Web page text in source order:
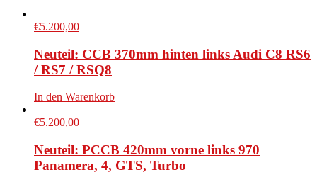
€5.200,00
Neuteil: CCB 370mm hinten links Audi C8 RS6
/ RS7 / RSQ8
In den Warenkorb
€5.200,00
Neuteil: PCCB 420mm vorne links 970
Panamera, 4, GTS, Turbo